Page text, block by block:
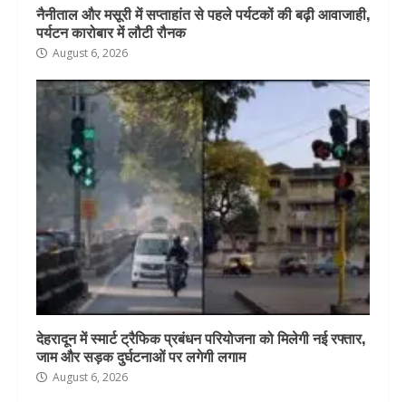
नैनीताल और मसूरी में सप्ताहांत से पहले पर्यटकों की बढ़ी आवाजाही,
पर्यटन कारोबार में लौटी रौनक
August 6, 2026
देहरादून में स्मार्ट ट्रैफिक प्रबंधन परियोजना को मिलेगी नई रफ्तार,
जाम और सड़क दुर्घटनाओं पर लगेगी लगाम
August 6, 2026